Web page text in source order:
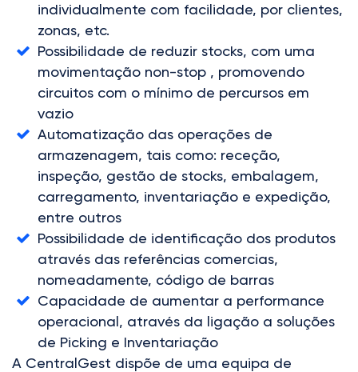
individualmente com facilidade, por clientes,
zonas, etc.
Possibilidade de reduzir stocks, com uma
movimentação non-stop , promovendo
circuitos com o mínimo de percursos em
vazio
Automatização das operações de
armazenagem, tais como: receção,
inspeção, gestão de stocks, embalagem,
carregamento, inventariação e expedição,
entre outros
Possibilidade de identificação dos produtos
através das referências comercias,
nomeadamente, código de barras
Capacidade de aumentar a performance
operacional, através da ligação a soluções
de Picking e Inventariação
A CentralGest dispõe de uma equipa de